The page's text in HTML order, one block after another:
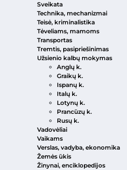
Sveikata
Technika, mechanizmai
Teisė, kriminalistika
Tėveliams, mamoms
Transportas
Tremtis, pasipriešinimas
Užsienio kalbų mokymas
Anglų k.
Graikų k.
Ispanų k.
Italų k.
Lotynų k.
Prancūzų k.
Rusų k.
Vadovėliai
Vaikams
Verslas, vadyba, ekonomika
Žemės ūkis
Žinynai, enciklopedijos